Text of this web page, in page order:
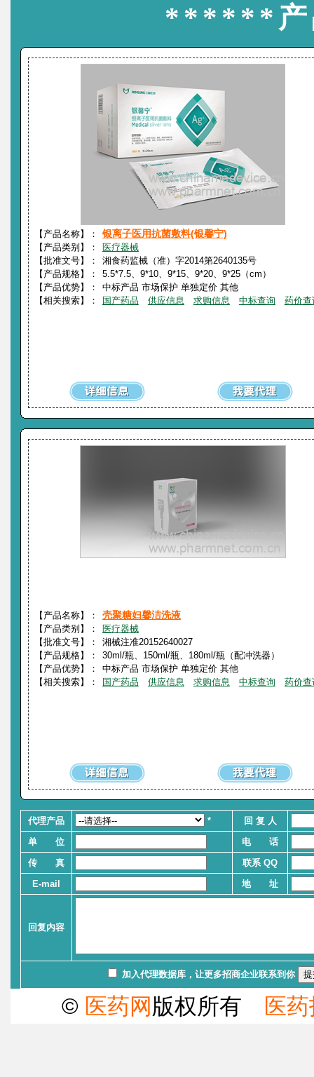
******产
【产品名称】： 银离子医用抗菌敷料(银馨宁)
【产品类别】：
医疗器械
【批准文号】：
湘食药监械（准）字2014第2640135号
【产品规格】：
5.5*7.5、9*10、9*15、9*20、9*25（cm）
【产品优势】：
中标产品 市场保护 单独定价 其他
【相关搜索】：
国产药品 供应信息 求购信息 中标查询 药价查
【产品名称】： 壳聚糖妇馨洁洗液
【产品类别】：
医疗器械
【批准文号】：
湘械注准20152640027
【产品规格】：
30ml/瓶、150ml/瓶、180ml/瓶（配冲洗器）
【产品优势】：
中标产品 市场保护 单独定价 其他
【相关搜索】：
国产药品 供应信息 求购信息 中标查询 药价查
代理产品 *
回 复 人
单 位
电 话
传 真
联系 QQ
E-mail
地 址
回复内容
加入代理数据库，让更多招商企业联系到你
© 医药网版权所有 医